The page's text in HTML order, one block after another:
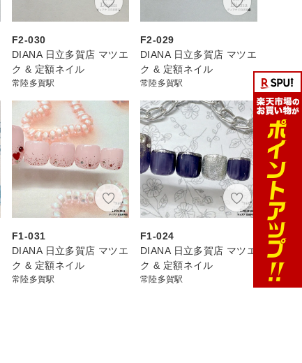
F2-030
DIANA 日立多賀店 マツエ
ク & 定額ネイル
常陸多賀駅
F2-029
DIANA 日立多賀店 マツエ
ク & 定額ネイル
常陸多賀駅
F1-031
DIANA 日立多賀店 マツエ
ク & 定額ネイル
常陸多賀駅
F1-024
DIANA 日立多賀店 マツエ
ク & 定額ネイル
常陸多賀駅